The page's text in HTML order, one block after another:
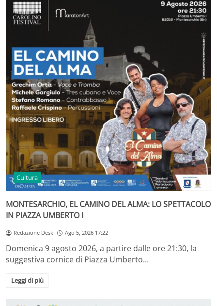
Cultura
MONTESARCHIO, EL CAMINO DEL ALMA: LO SPETTACOLO
IN PIAZZA UMBERTO I
Redazione Desk Ago 5, 2026 17:22
Domenica 9 agosto 2026, a partire dalle ore 21:30, la
suggestiva cornice di Piazza Umberto…
Leggi di più